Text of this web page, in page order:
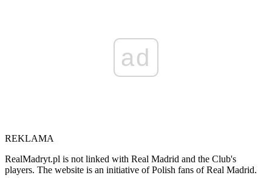
ad
REKLAMA
RealMadryt.pl is not linked with Real Madrid and the Club's
players. The website is an initiative of Polish fans of Real Madrid.